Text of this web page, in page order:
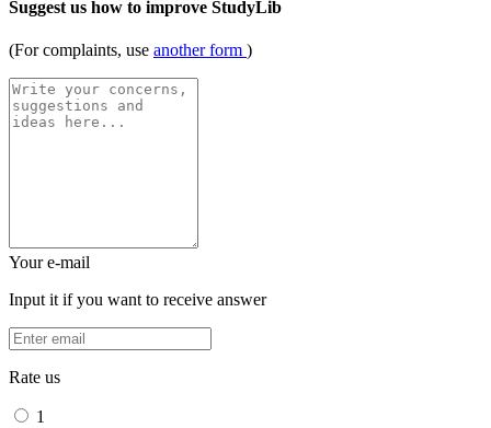
Suggest us how to improve StudyLib
(For complaints, use another form )
Your e-mail
Input it if you want to receive answer
Rate us
1